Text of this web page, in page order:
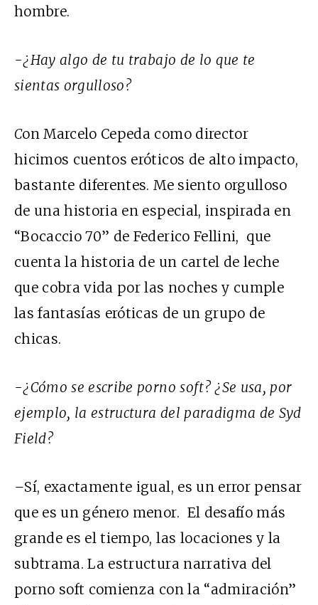
hombre.
-¿Hay algo de tu trabajo de lo que te
sientas orgulloso?
Con Marcelo Cepeda como director
hicimos cuentos eróticos de alto impacto,
bastante diferentes. Me siento orgulloso
de una historia en especial, inspirada en
“Bocaccio 70” de Federico Fellini, que
cuenta la historia de un cartel de leche
que cobra vida por las noches y cumple
las fantasías eróticas de un grupo de
chicas.
-¿Cómo se escribe porno soft? ¿Se usa, por
ejemplo, la estructura del paradigma de Syd
Field?
–Sí, exactamente igual, es un error pensar
que es un género menor. El desafío más
grande es el tiempo, las locaciones y la
subtrama. La estructura narrativa del
porno soft comienza con la “admiración”